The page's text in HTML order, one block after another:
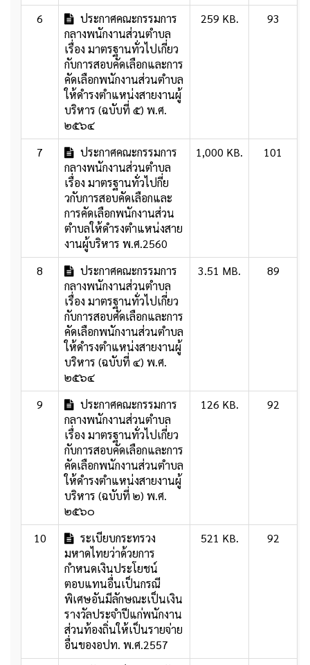
6
ประกาศคณะกรรมการ
กลางพนักงานส่วนตำบล
เรื่อง มาตรฐานทั่วไปเกี่ยว
กับการสอบคัดเลือกและการ
คัดเลือกพนักงานส่วนตำบล
ให้ดำรงตำแหน่งสายงานผู้
บริหาร (ฉบับที่ ๕) พ.ศ.
๒๕๖๔
259 KB. 93
7
ประกาศคณะกรรมการ
กลางพนักงานส่วนตำบล
เรื่อง มาตรฐานทั่วไปกี่ย
วกับการสอบคัดเลือกและ
การคัดเลือกพนักงานส่วน
ตำบลให้ดำรงตำแหน่งสาย
งานผู้บริหาร พ.ศ.2560
1,000 KB. 101
8
ประกาศคณะกรรมการ
กลางพนักงานส่วนตำบล
เรื่อง มาตรฐานทั่วไปเกี่ยว
กับการสอบศัดเลือกและการ
คัดเลือกพนักงานส่วนตำบล
ให้ดำรงตำแหน่งสายงานผู้
บริหาร (ฉบับที่ ๔) พ.ศ.
๒๕๖๔
3.51 MB. 89
9
ประกาศคณะกรรมการ
กลางพนักงานส่วนตำบล
เรื่อง มาตรฐานทั่วไปเกี่ยว
กับการสอบคัดเลือกและการ
คัดเลือกพนักงานส่วนตำบล
ให้ดำรงตำแหน่งสายงานผู้
บริหาร (ฉบับที่ ๒) พ.ศ.
๒๕๖๐
126 KB. 92
10
ระเบียบกระทรวง
มหาดไทยว่าด้วยการ
กำหนดเงินประโยชน์
ตอบแทนอื่นเป็นกรณี
พิเศษอันมีลักษณะเป็นเงิน
รางวัลประจำปีแก่พนักงาน
ส่วนท้องถิ่นให้เป็นรายจ่าย
อื่นของอปท. พ.ศ.2557
521 KB. 92